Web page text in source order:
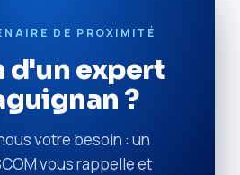
DE PROXIMITÉ
d'un expert
?
votre besoin : un
vous rappelle et